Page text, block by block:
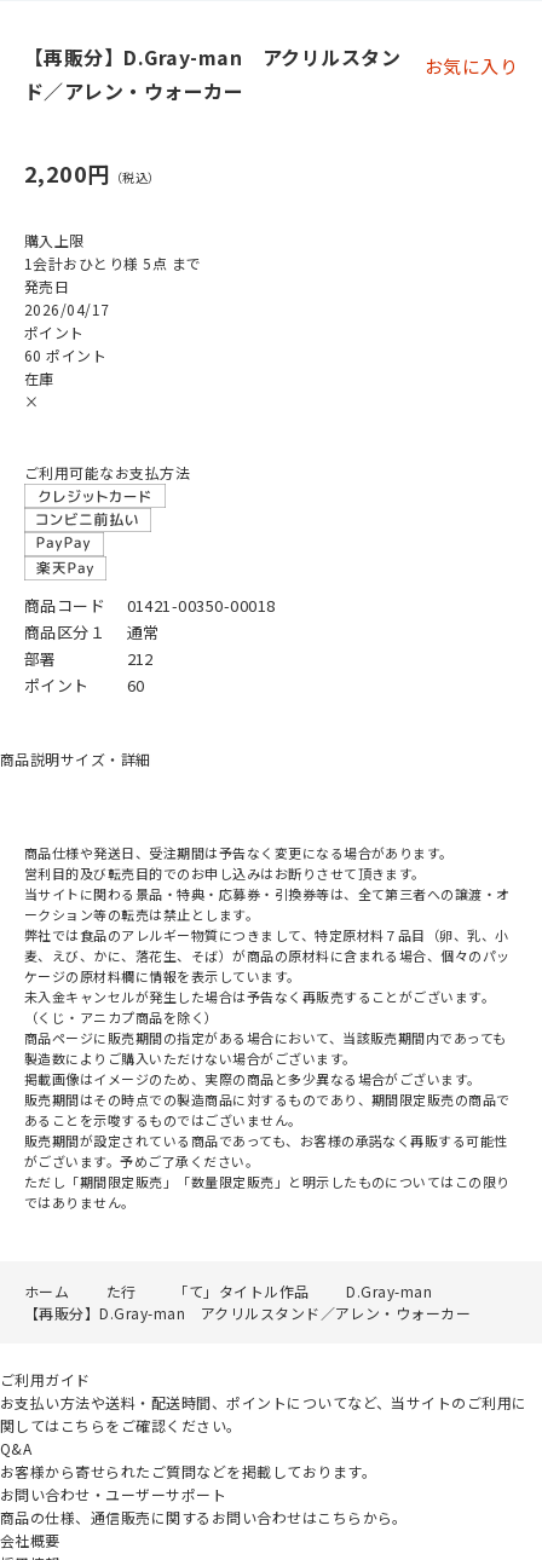
【再販分】D.Gray-man アクリルスタン
ド／アレン・ウォーカー
お気に入り
2,200円
購入上限
1会計おひとり様 5点 まで
発売日
2026/04/17
ポイント
60 ポイント
在庫
×
ご利用可能なお支払方法
商品コード
01421-00350-00018
商品区分１
通常
部署
212
ポイント
60
商品説明サイズ・詳細
商品仕様や発送日、受注期間は予告なく変更になる場合があります。
営利目的及び転売目的でのお申し込みはお断りさせて頂きます。
当サイトに関わる景品・特典・応募券・引換券等は、全て第三者への譲渡・オ
ークション等の転売は禁止とします。
弊社では食品のアレルギー物質につきまして、特定原材料７品目（卵、乳、小
麦、えび、かに、落花生、そば）が商品の原材料に含まれる場合、個々のパッ
ケージの原材料欄に情報を表示しています。
未入金キャンセルが発生した場合は予告なく再販売することがございます。
（くじ・アニカプ商品を除く）
商品ページに販売期間の指定がある場合において、当該販売期間内であっても
製造数によりご購入いただけない場合がございます。
掲載画像はイメージのため、実際の商品と多少異なる場合がございます。
販売期間はその時点での製造商品に対するものであり、期間限定販売の商品で
あることを示唆するものではございません。
販売期間が設定されている商品であっても、お客様の承諾なく再販する可能性
がございます。予めご了承ください。
ただし「期間限定販売」「数量限定販売」と明示したものについてはこの限り
ではありません。
ホーム た行 「て」タイトル作品
D.Gray-man
【再販分】D.Gray-man アクリルスタンド／アレン・ウォーカー
ご利用ガイド
お支払い方法や送料・配送時間、ポイントについてなど、当サイトのご利用に
関してはこちらをご確認ください。
Q&A
お客様から寄せられたご質問などを掲載しております。
お問い合わせ・ユーザーサポート
商品の仕様、通信販売に関するお問い合わせはこちらから。
会社概要